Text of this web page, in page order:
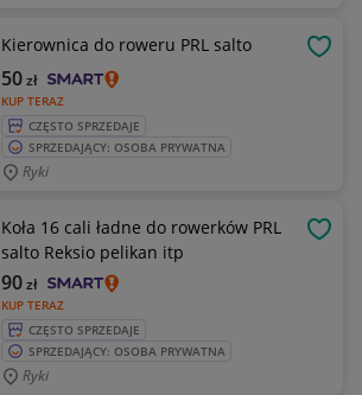
Kierownica do roweru PRL salto
KUP TERAZ
50zł
CZĘSTO SPRZEDAJE
SPRZEDAJĄCY: OSOBA PRYWATNA
Ryki
Koła 16 cali ładne do rowerków PRL
salto Reksio pelikan itp
KUP TERAZ
90zł
CZĘSTO SPRZEDAJE
SPRZEDAJĄCY: OSOBA PRYWATNA
Ryki